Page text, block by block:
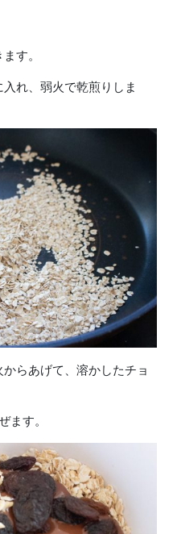
す。
れ、弱火で乾煎りしま
らあげて、溶かしたチョ
ます。